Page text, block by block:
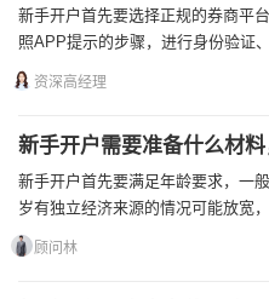
新手开户首先要选择正规的券商平
照APP提示的步骤，进行身份验证
资深高经理
新手开户需要准备什么材
新手开户首先要满足年龄要求，一
岁有独立经济来源的情况可能放宽
顾问林